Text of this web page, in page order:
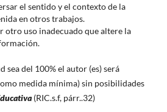
el sentido y el contexto de la
en otros trabajos.
otro uso inadecuado que altere la
sea del 100% el autor (es) será
medida mínima) sin posibilidades
(RIC.s.f, párr..32)